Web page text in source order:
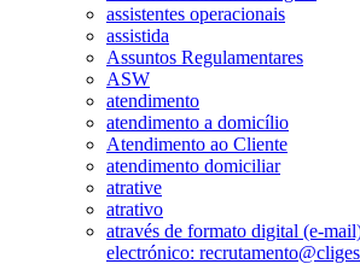
assistentes operacionais
assistida
Assuntos Regulamentares
ASW
atendimento
atendimento a domicílio
Atendimento ao Cliente
atendimento domiciliar
atrative
atrativo
através de formato digital (e-
electrónico: